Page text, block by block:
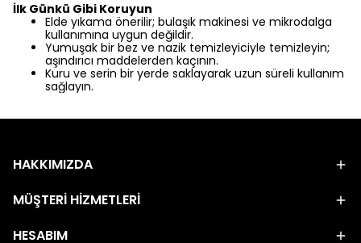
İlk Günkü Gibi Koruyun
Elde yıkama önerilir; bulaşık makinesi ve mikrodalga
kullanımına uygun değildir.
Yumuşak bir bez ve nazik temizleyiciyle temizleyin;
aşındırıcı maddelerden kaçının.
Kuru ve serin bir yerde saklayarak uzun süreli kullanım
sağlayın.
HAKKIMIZDA
MÜŞTERİ HİZMETLERİ
HESABIM